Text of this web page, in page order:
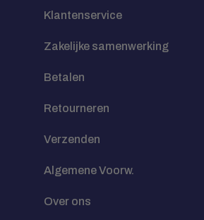
Klantenservice
Zakelijke samenwerking
Betalen
Retourneren
Verzenden
Algemene Voorw.
Over ons